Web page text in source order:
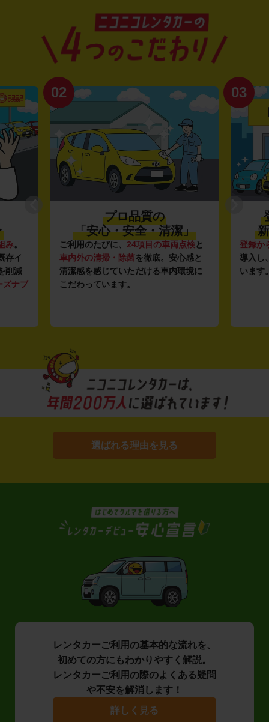
02
プロ品質の
「安心・安全・清潔」
ご利用のたびに、24項目の車両点検と
車内外の清掃・除菌を徹底。安心感と
清潔感を感じていただける車内環境に
こだわっています。
03
登
新
登録から4
導入し、快
います。も
選ばれる理由を見る
レンタカーご利用の基本的な流れを、
初めての方にもわかりやすく解説。
レンタカーご利用の際のよくある疑問
や不安を解消します！
詳しく見る